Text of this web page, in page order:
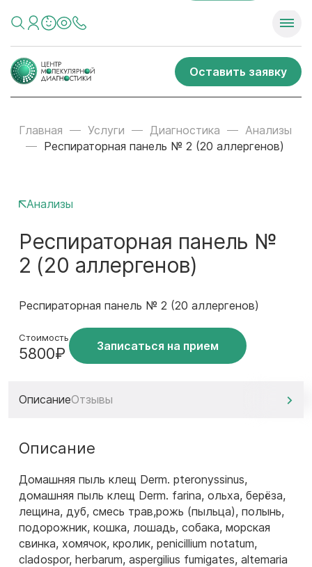
Оставить заявку
Главная Услуги Диагностика
Анализы
Респираторная панель № 2 (20 аллергенов)
Анализы
Респираторная панель №
2 (20 аллергенов)
Респираторная панель № 2 (20 аллергенов)
Стоимость
5800₽ Записаться на прием
ОписаниеОтзывы
Описание
Домашняя пыль клещ Derm. pteronyssinus,
домашняя пыль клещ Derm. farina, ольха, берёза,
лещина, дуб, смесь трав,рожь (пыльца), полынь,
подорожник, кошка, лошадь, собака, морская
свинка, хомячок, кролик, penicillium notatum,
cladospor, herbarum, aspergilius fumigates, altemaria